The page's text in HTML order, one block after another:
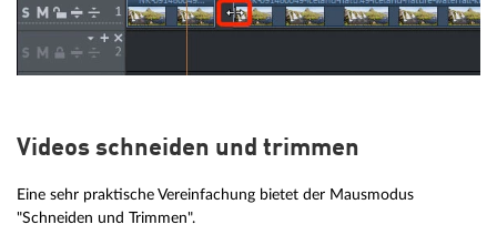
Videos schneiden und trimmen
Eine sehr praktische Vereinfachung bietet der Mausmodus
"Schneiden und Trimmen".